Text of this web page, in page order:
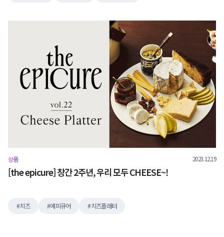
상품 2023.12.19
[the epicure] 창간 2주년, 우리 모두 CHEESE~!
치즈 에피큐어 치즈플래터